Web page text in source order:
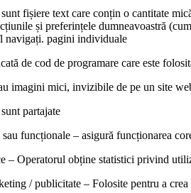
fișiere text care conțin o cantitate
și preferințele dumneavoastră
navigați. pagini individuale
de cod de programare care este
imagini mici, invizibile de pe un site
partajate
funcționale – asigură funcționarea
– Operatorul obține statistici privind
/ publicitate – Folosite pentru a